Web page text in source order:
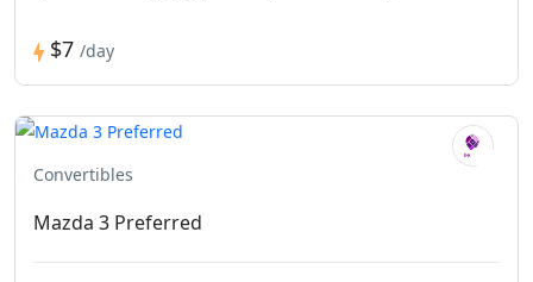
$7 /day
Convertibles
Mazda 3 Preferred